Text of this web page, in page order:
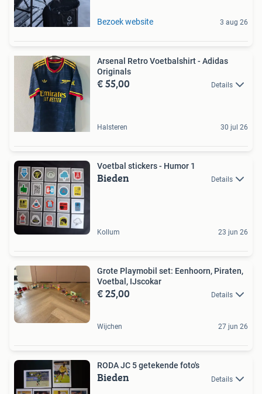
Bezoek website 3 aug 26
Arsenal Retro Voetbalshirt - Adidas
Originals
€ 55,00 Details
Halsteren 30 jul 26
Voetbal stickers - Humor 1
Bieden Details
Kollum 23 jun 26
Grote Playmobil set: Eenhoorn, Piraten,
Voetbal, IJscokar
€ 25,00 Details
Wijchen 27 jun 26
RODA JC 5 getekende foto's
Bieden Details